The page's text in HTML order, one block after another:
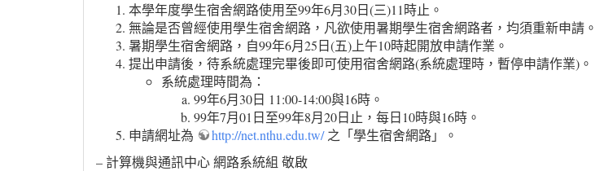
本學年度學生宿舍網路使用至99年6月30日(三)11時止。
無論是否曾經使用學生宿舍網路，凡欲使用暑期學生宿舍網路者，均須重新申請。
暑期學生宿舍網路，自99年6月25日(五)上午10時起開放申請作業。
提出申請後，待系統處理完畢後即可使用宿舍網路(系統處理時，暫停申請作業)。
系統處理時間為：
99年6月30日 11:00-14:00與16時。
99年7月01日至99年8月20日止，每日10時與16時。
申請網址為
http://net.nthu.edu.tw/之「學生宿舍網路」。
– 計算機與通訊中心 網路系統組 敬啟